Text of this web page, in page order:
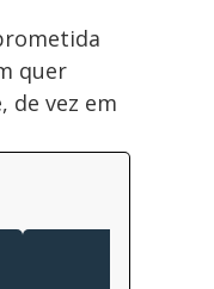
quer
vez em